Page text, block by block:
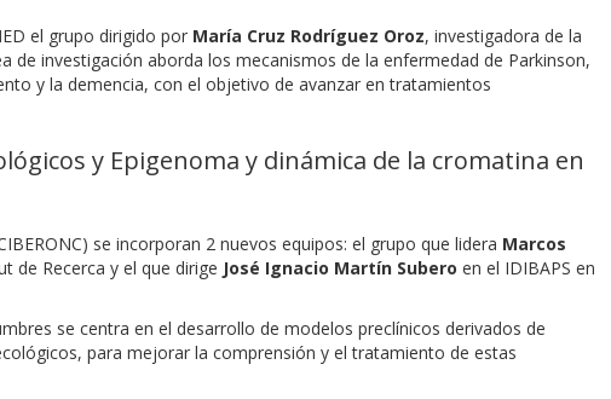
el grupo dirigido por María Cruz Rodríguez Oroz, investigadora de la
de investigación aborda los mecanismos de la enfermedad de Parkinson,
y la demencia, con el objetivo de avanzar en tratamientos
y Epigenoma y dinámica de la cromatina en
se incorporan 2 nuevos equipos: el grupo que lidera Marcos
de Recerca y el que dirige José Ignacio Martín Subero en el IDIBAPS en
se centra en el desarrollo de modelos preclínicos derivados de
para mejorar la comprensión y el tratamiento de estas